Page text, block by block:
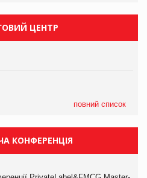
ЦЕНТР
повний список
КОНФЕРЕНЦІЯ